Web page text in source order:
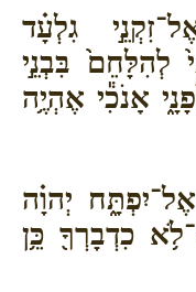
גִלְעָ֗ד
לְהִלָּחֵם֙ בִּבְנֵ֣י
אָנֹכִ֕י אֶהְיֶ֥ה
אֶל־יִפְתָּ֑ח יְהוָ֗ה
כִדְבָרְךָ֖ כֵּ֥ן